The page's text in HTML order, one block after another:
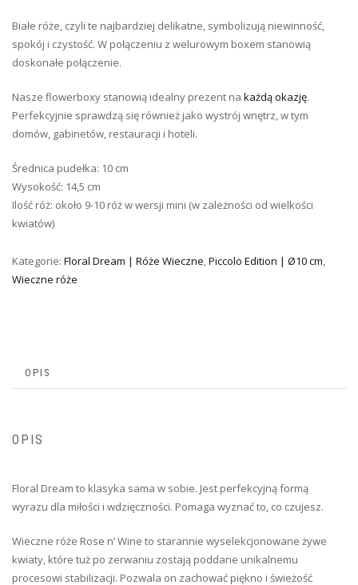
Białe róże, czyli te najbardziej delikatne, symbolizują niewinność,
spokój i czystość. W połączeniu z welurowym boxem stanowią
doskonałe połączenie.
Nasze flowerboxy stanowią idealny prezent na każdą okazję.
Perfekcyjnie sprawdzą się również jako wystrój wnętrz, w tym
domów, gabinetów, restauracji i hoteli.
Średnica pudełka: 10 cm
Wysokość: 14,5 cm
Ilość róż: około 9-10 róż w wersji mini (w zależności od wielkości
kwiatów)
Kategorie: Floral Dream | Róże Wieczne,Piccolo Edition | Ø10 cm,
Wieczne róże
OPIS
OPIS
Floral Dream to klasyka sama w sobie. Jest perfekcyjną formą
wyrazu dla miłości i wdzięczności. Pomaga wyznać to, co czujesz.
Wieczne róże Rose n’ Wine to starannie wyselekcjonowane żywe
kwiaty, które tuż po zerwaniu zostają poddane unikalnemu
procesowi stabilizacji. Pozwala on zachować piękno i świeżość